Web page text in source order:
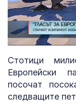
Unmute Loaded
5.89%
Стотици
Европейски
посочат
следващите